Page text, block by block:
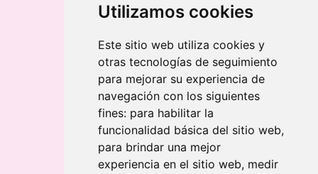
Utilizamos cookies
Este sitio web utiliza cookies y
otras tecnologías de seguimiento
para mejorar su experiencia de
navegación con los siguientes
fines: para habilitar la
funcionalidad básica del sitio web,
para brindar una mejor
experiencia en el sitio web, medir
Llavero redondo en madera y metal
Llavero rectangular en madera clara
Banderolas
Banderas publicitarias
Banderas publicitarias
Banderas publicitarias